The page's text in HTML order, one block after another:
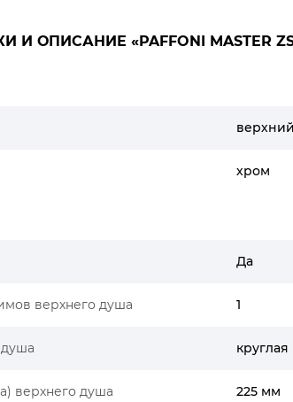
И ОПИСАНИЕ «PAFFONI MASTER
хром
Да
верхнего душа 1
круглая
верхнего душа 225 мм